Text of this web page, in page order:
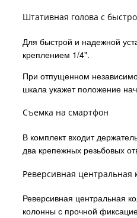
Штативная голова с
Для быстрой и надежной
креплением 1/4".
При отпущенном
шкала укажет положение
Съемка на смартфон
В комплект входит
два крепежных резьбовых
Реверсивная центральная
Реверсивная центральная
колонны с прочной